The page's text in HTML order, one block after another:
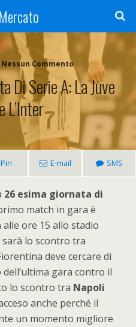
Nessun Commento
Di Serie A: La Juve
L’Inter
Pin E-mail SMS
26 esima giornata di
match in gara è
alle ore 15 allo stadio
sarà lo scontro tra
deve cercare di
gara contro il
lo scontro tra Napoli
anche perché il
un momento migliore